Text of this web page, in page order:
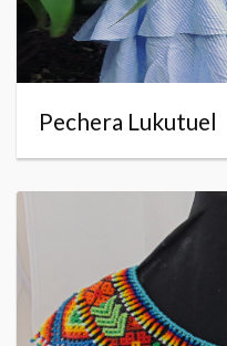
Pechera Lukutuel